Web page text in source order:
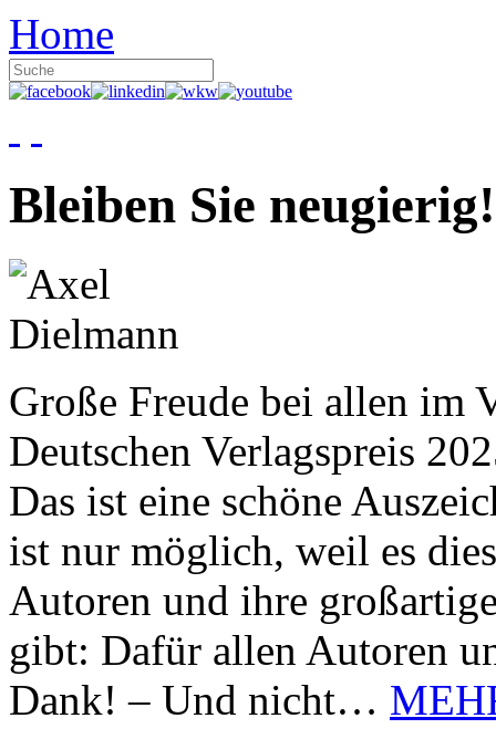
Home
Bleiben Sie neugierig!
Große Freude bei allen im
Deutschen Verlagspreis
Das ist eine schöne
ist nur möglich, weil es
Autoren und ihre
gibt: Dafür allen Autoren
Dank! – Und nicht…